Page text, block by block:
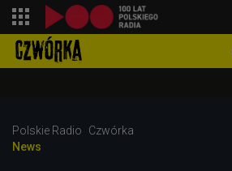
Polskie Radio
Czwórka
News